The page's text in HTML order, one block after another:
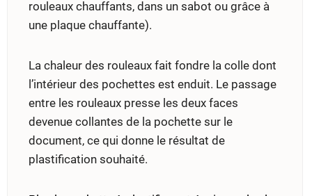
rouleaux chauffants, dans un sabot ou grâce à
une plaque chauffante).
La chaleur des rouleaux fait fondre la colle dont
l’intérieur des pochettes est enduit. Le passage
entre les rouleaux presse les deux faces
devenue collantes de la pochette sur le
document, ce qui donne le résultat de
plastification souhaité.